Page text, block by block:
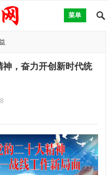
菜单
，奋力开创新时代统